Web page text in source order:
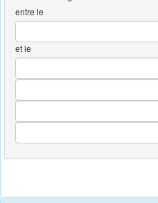
entre le
et le